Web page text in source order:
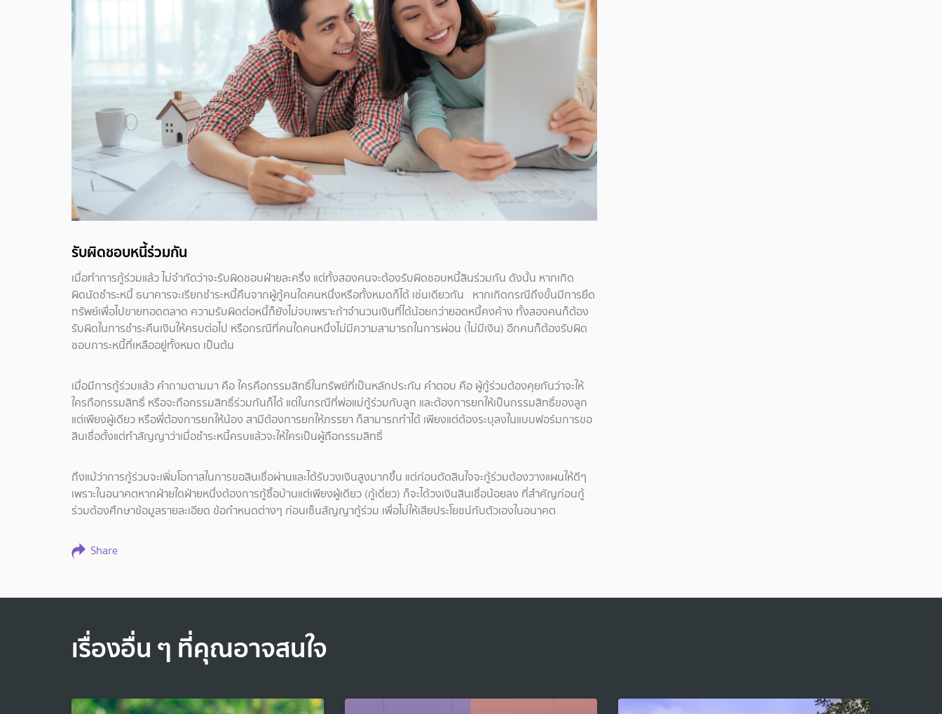
รับผิดชอบหนี้ร่วมกัน
เมื่อทำการกู้ร่วมแล้ว ไม่จำกัดว่าจะรับผิดชอบฝ่ายละครึ่ง แต่ทั้งสองคนจะต้องรับผิดชอบหนี้สินร่วมกัน ดังนั้น หากเกิด
ผิดนัดชำระหนี้ ธนาคารจะเรียกชำระหนี้คืนจากผู้กู้คนใดคนหนึ่งหรือทั้งหมดก็ได้ เช่นเดียวกัน หากเกิดกรณีถึงขั้นมีการยึด
ทรัพย์เพื่อไปขายทอดตลาด ความรับผิดต่อหนี้ก็ยังไม่จบเพราะถ้าจำนวนเงินที่ได้น้อยกว่ายอดหนี้คงค้าง ทั้งสองคนก็ต้อง
รับผิดในการชำระคืนเงินให้ครบต่อไป หรือกรณีที่คนใดคนหนึ่งไม่มีความสามารถในการผ่อน (ไม่มีเงิน) อีกคนก็ต้องรับผิด
ชอบภาระหนี้ที่เหลืออยู่ทั้งหมด เป็นต้น
เมื่อมีการกู้ร่วมแล้ว คำถามตามมา คือ ใครคือกรรมสิทธิ์ในทรัพย์ที่เป็นหลักประกัน คำตอบ คือ ผู้กู้ร่วมต้องคุยกันว่าจะให้
ใครถือกรรมสิทธิ์ หรือจะถือกรรมสิทธิ์ร่วมกันก็ได้ แต่ในกรณีที่พ่อแม่กู้ร่วมกับลูก และต้องการยกให้เป็นกรรมสิทธิ์ของลูก
แต่เพียงผู้เดียว หรือพี่ต้องการยกให้น้อง สามีต้องการยกให้ภรรยา ก็สามารถทำได้ เพียงแต่ต้องระบุลงในแบบฟอร์มการขอ
สินเชื่อตั้งแต่ทำสัญญาว่าเมื่อชำระหนี้ครบแล้วจะให้ใครเป็นผู้ถือกรรมสิทธิ์
ถึงแม้ว่าการกู้ร่วมจะเพิ่มโอกาสในการขอสินเชื่อผ่านและได้รับวงเงินสูงมากขึ้น แต่ก่อนตัดสินใจจะกู้ร่วมต้องวางแผนให้ดีๆ
เพราะในอนาคตหากฝ่ายใดฝ่ายหนึ่งต้องการกู้ซื้อบ้านแต่เพียงผู้เดียว (กู้เดี่ยว) ก็จะได้วงเงินสินเชื่อน้อยลง ที่สำคัญก่อนกู้
ร่วมต้องศึกษาข้อมูลรายละเอียด ข้อกำหนดต่างๆ ก่อนเซ็นสัญญากู้ร่วม เพื่อไม่ให้เสียประโยชน์กับตัวเองในอนาคต
Share
เรื่องอื่น ๆ ที่คุณอาจสนใจ